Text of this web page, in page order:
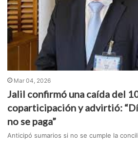
Mar 04, 2026
Jalil confirmó una caída del
coparticipación y advirtió:
no se paga”
Anticipó sumarios si no se cumple la